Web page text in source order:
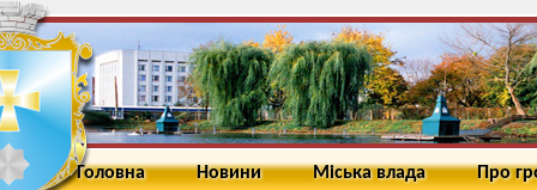
Головна Новини Міська влада Про